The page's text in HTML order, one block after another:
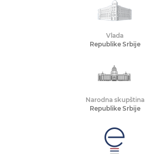
Vlada
Republike Srbije
Narodna skupština
Republike Srbije